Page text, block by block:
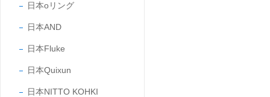
日本oリング
日本AND
日本Fluke
日本Quixun
日本NITTO KOHKI